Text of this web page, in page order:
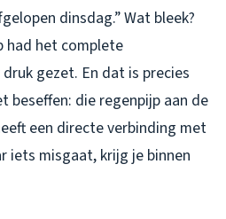
dinsdag.” Wat bleek?
had het complete
gezet. En dat is precies
beseffen: die regenpijp aan de
een directe verbinding met
iets misgaat, krijg je binnen